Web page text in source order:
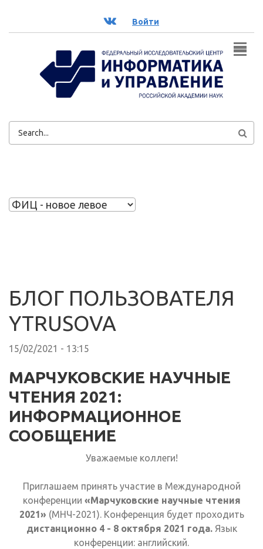
ВК Войти
ФОРМА
БЛОГ ПОЛЬЗОВАТЕЛЯ
YTRUSOVA
15/02/2021 - 13:15
МАРЧУКОВСКИЕ НАУЧНЫЕ
ЧТЕНИЯ 2021:
ИНФОРМАЦИОННОЕ
СООБЩЕНИЕ
Уважаемые коллеги!
Приглашаем принять участие в Международной
конференции «Марчуковские научные чтения
2021» (МНЧ-2021). Конференция будет проходить
дистанционно 4 - 8 октября 2021 года. Язык
конференции: английский.